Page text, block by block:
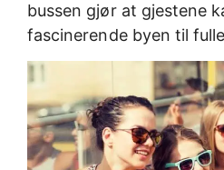
bussen gjør at gjestene
fascinerende byen til